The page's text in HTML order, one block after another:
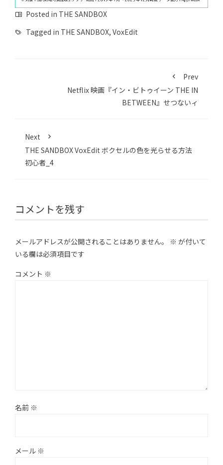
Posted in THE SANDBOX
Tagged in THE SANDBOX, VoxEdit
Prev
Netflix 映画『イン・ビトゥイーン THE IN
BETWEEN』せつないィ
Next
THE SANDBOX VoxEdit ボクセルの色を光らせる方法
初心者_4
コメントを残す
メールアドレスが公開されることはありません。 ※ が付いて
いる欄は必須項目です
コメント ※
名前 ※
メール ※